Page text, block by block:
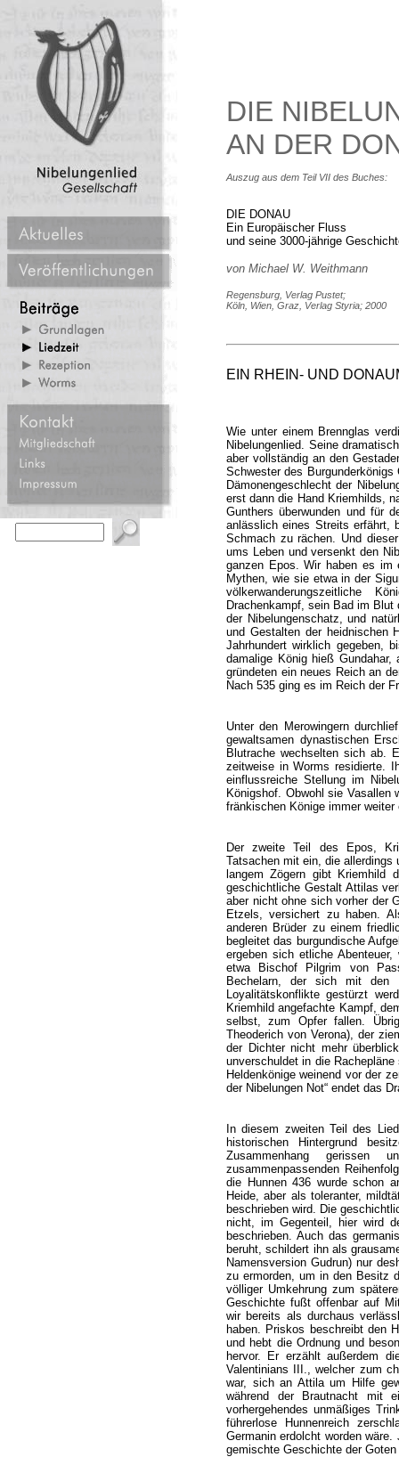
DIE
AN DER
Auszug aus dem Teil VII des Buches:
DIE DONAU
Ein Europäischer Fluss
und seine 3000-jährige
von Michael W. Weithmann
Regensburg, Verlag Pustet;
Köln, Wien, Graz, Verlag Styria; 2000
EIN RHEIN- UND
Wie unter einem Brennglas
Nibelungenlied. Seine
aber vollständig an den
Schwester des
Dämonengeschlecht der
erst dann die Hand Kriemhilds,
Gunthers überwunden und für
anlässlich eines Streits erfährt,
Schmach zu rächen. Und
ums Leben und versenkt den
ganzen Epos. Wir haben es im
Mythen, wie sie etwa in der
völkerwanderungszeitliche
Drachenkampf, sein Bad im
der Nibelungenschatz, und
und Gestalten der heidnischen
Jahrhundert wirklich gegeben,
damalige König hieß Gundahar,
gründeten ein neues Reich an
Nach 535 ging es im Reich der
Unter den Merowingern
gewaltsamen dynastischen
Blutrache wechselten sich ab.
zeitweise in Worms residierte.
einflussreiche Stellung im
Königshof. Obwohl sie
fränkischen Könige immer
Der zweite Teil des Epos,
Tatsachen mit ein, die allerdings
langem Zögern gibt Kriemhild
geschichtliche Gestalt Attilas
aber nicht ohne sich vorher der
Etzels, versichert zu haben.
anderen Brüder zu einem
begleitet das burgundische
ergeben sich etliche Abenteuer,
etwa Bischof Pilgrim von
Bechelarn, der sich mit den
Loyalitätskonflikte gestürzt
Kriemhild angefachte Kampf,
selbst, zum Opfer fallen.
Theoderich von Verona), der
der Dichter nicht mehr
unverschuldet in die
Heldenkönige weinend vor der
der Nibelungen Not“ endet das
In diesem zweiten Teil des
historischen Hintergrund
Zusammenhang gerissen
zusammenpassenden
die Hunnen 436 wurde schon
Heide, aber als toleranter,
beschrieben wird. Die
nicht, im Gegenteil, hier wird
beschrieben. Auch das
beruht, schildert ihn als
Namensversion Gudrun) nur
zu ermorden, um in den Besitz
völliger Umkehrung zum
Geschichte fußt offenbar auf
wir bereits als durchaus
haben. Priskos beschreibt den
und hebt die Ordnung und
hervor. Er erzählt außerdem
Valentinians III., welcher zum
war, sich an Attila um Hilfe
während der Brautnacht mit
vorhergehendes unmäßiges
führerlose Hunnenreich
Germanin erdolcht worden
gemischte Geschichte der